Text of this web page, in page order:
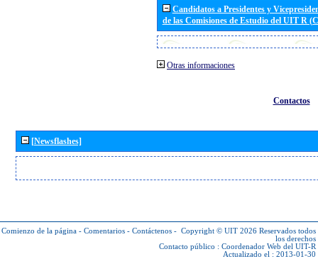
Candidatos a Presidentes y
de las Comisiones de Estudio del UIT R
Otras informaciones
Contactos
[Newsflashes]
Comienzo de la página - Comentarios - Contáctenos - Copyright © UIT 2026 Reservados todos
los derechos
Contacto público : Coordenador Web del UIT-R
Actualizado el : 2013-01-30